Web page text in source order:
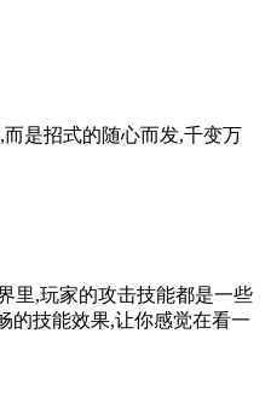
是招式的随心而发,千变万
里,玩家的攻击技能都是一些
的技能效果,让你感觉在看一